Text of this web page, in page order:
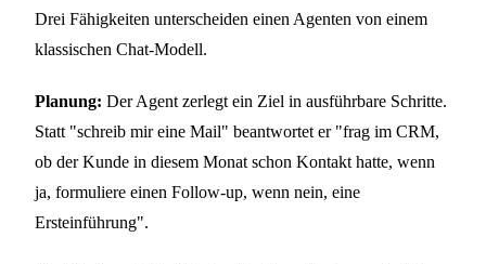
Drei Fähigkeiten unterscheiden einen Agenten von einem
klassischen Chat-Modell.
Planung: Der Agent zerlegt ein Ziel in ausführbare Schritte.
Statt "schreib mir eine Mail" beantwortet er "frag im CRM,
ob der Kunde in diesem Monat schon Kontakt hatte, wenn
ja, formuliere einen Follow-up, wenn nein, eine
Ersteinführung".